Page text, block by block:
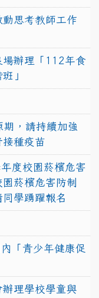
思考教師工作
場辦理「112年食
」
期，請持續加強
接種疫苗
度校園菸檳危害
菸檳危害防制
學踴躍報名
「青少年健康促
理學校學童與